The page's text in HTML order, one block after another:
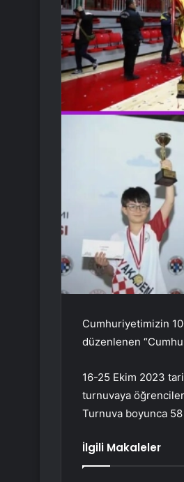
Cumhuriyetimizin
düzenlenen
16-25 Ekim 2023
turnuvaya
Turnuva boyunca 58
İlgili Makaleler